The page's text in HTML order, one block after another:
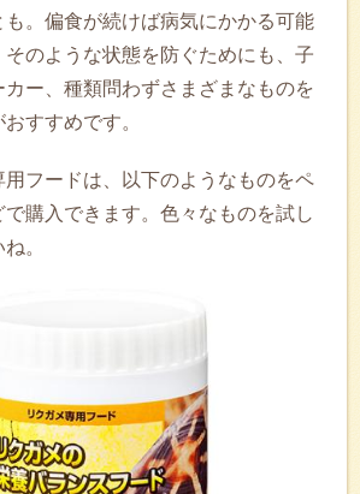
。偏食が続けば病気にかかる可能
のような状態を防ぐためにも、子
ー、種類問わずさまざまなものを
すすめです。
フードは、以下のようなものをペ
で購入できます。色々なものを試し
。